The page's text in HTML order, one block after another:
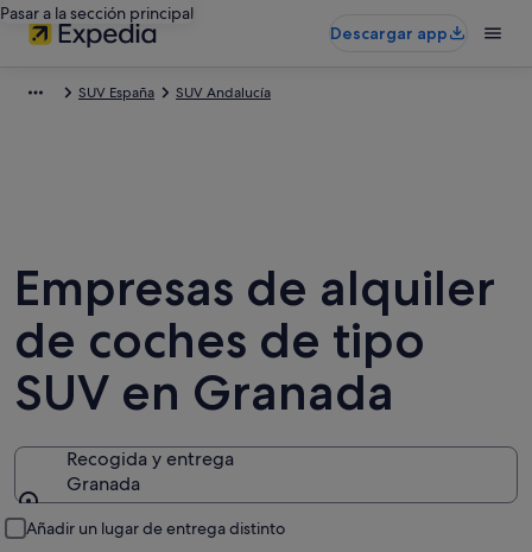
Pasar a la sección principal
Descargar app
SUV España SUV Andalucía
Empresas de alquiler
de coches de tipo
SUV en Granada
Recogida y entrega
Granada
Añadir un lugar de entrega distinto